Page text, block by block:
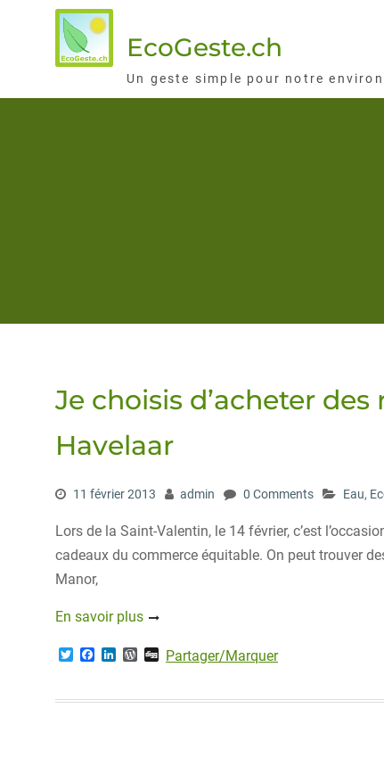
EcoGeste.ch
Un geste simple pour notre
Je choisis d’acheter
Havelaar
11 février 2013 admin 0 Comments Eau,
Lors de la Saint-Valentin, le 14 février, c’est
cadeaux du commerce équitable. On peut trouver
Manor,
En savoir plus
T
t
F
e
k
W
d
D
g
Partager/Marquer